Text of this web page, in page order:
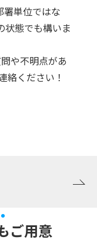
署単位ではな
状態でも構いま
や不明点があ
絡ください！
ご用意